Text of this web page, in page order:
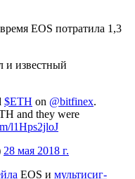
EOS потратила 1,3
и известный
$ETH on @bitfinex.
and they were
l1Hps2jloJ
28 мая 2018 г.
EOS и мультисиг-